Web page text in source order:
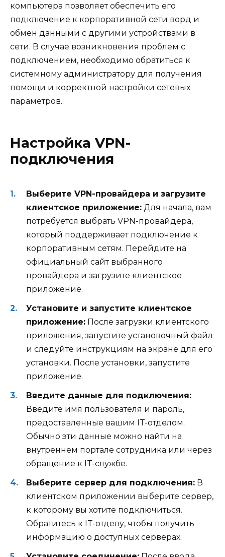
компьютера позволяет обеспечить его
подключение к корпоративной сети ворд и
обмен данными с другими устройствами в
сети. В случае возникновения проблем с
подключением, необходимо обратиться к
системному администратору для получения
помощи и корректной настройки сетевых
параметров.
Настройка VPN-
подключения
Выберите VPN-провайдера и загрузите
клиентское приложение: Для начала, вам
потребуется выбрать VPN-провайдера,
который поддерживает подключение к
корпоративным сетям. Перейдите на
официальный сайт выбранного
провайдера и загрузите клиентское
приложение.
Установите и запустите клиентское
приложение: После загрузки клиентского
приложения, запустите установочный файл
и следуйте инструкциям на экране для его
установки. После установки, запустите
приложение.
Введите данные для подключения:
Введите имя пользователя и пароль,
предоставленные вашим IT-отделом.
Обычно эти данные можно найти на
внутреннем портале сотрудника или через
обращение к IT-службе.
Выберите сервер для подключения: В
клиентском приложении выберите сервер,
к которому вы хотите подключиться.
Обратитесь к IT-отделу, чтобы получить
информацию о доступных серверах.